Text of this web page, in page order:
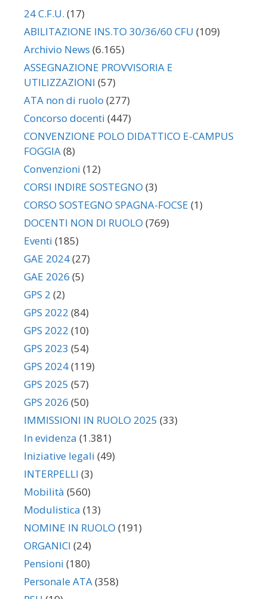
24 C.F.U. (17)
ABILITAZIONE INS.TO 30/36/60 CFU (109)
Archivio News (6.165)
ASSEGNAZIONE PROVVISORIA E
UTILIZZAZIONI (57)
ATA non di ruolo (277)
Concorso docenti (447)
CONVENZIONE POLO DIDATTICO E-CAMPUS
FOGGIA(8)
Convenzioni (12)
CORSI INDIRE SOSTEGNO (3)
CORSO SOSTEGNO SPAGNA-FOCSE (1)
DOCENTI NON DI RUOLO (769)
Eventi (185)
GAE 2024(27)
GAE 2026 (5)
GPS 2 (2)
GPS 2022 (84)
GPS 2022 (10)
GPS 2023 (54)
GPS 2024(119)
GPS 2025 (57)
GPS 2026 (50)
IMMISSIONI IN RUOLO 2025 (33)
In evidenza (1.381)
Iniziative legali (49)
INTERPELLI (3)
Mobilità (560)
Modulistica (13)
NOMINE IN RUOLO (191)
ORGANICI (24)
Pensioni (180)
Personale ATA(358)